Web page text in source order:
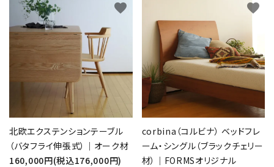
北欧エクステンションテーブル
（バタフライ伸張式）｜オーク材
160,000円(税込176,000円)
favorite
corbina（コルビナ） ベッドフレ
ーム・シングル（ブラックチェリー
材）｜FORMSオリジナル
favorite